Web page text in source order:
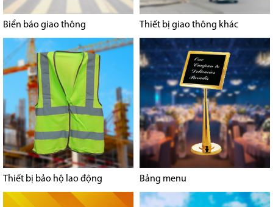
Biển báo giao thông Thiết bị giao thông khác
Thiết bị bảo hộ lao động Bảng menu